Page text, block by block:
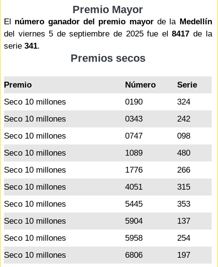
Premio Mayor
El número ganador del premio mayorde la Medellín
del viernes 5 de septiembre de 2025 fue el8417 de la
serie 341.
Premios secos
Premio Número
Serie
Seco 10 millones
0190
324
Seco 10 millones
0343
242
Seco 10 millones
0747
098
Seco 10 millones
1089
480
Seco 10 millones
1776
266
Seco 10 millones
4051
315
Seco 10 millones
5445
353
Seco 10 millones
5904
137
Seco 10 millones
5958
254
Seco 10 millones
6806
197